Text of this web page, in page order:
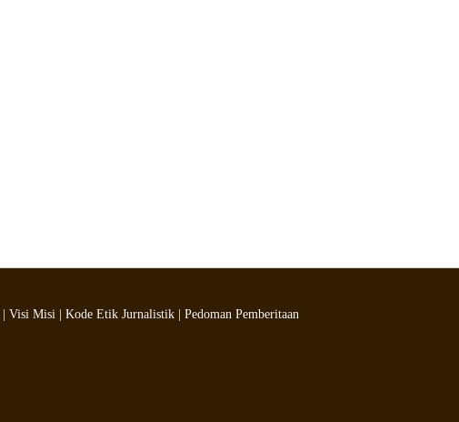
Visi Misi Kode Etik Jurnalistik
Pedoman Pemberitaan